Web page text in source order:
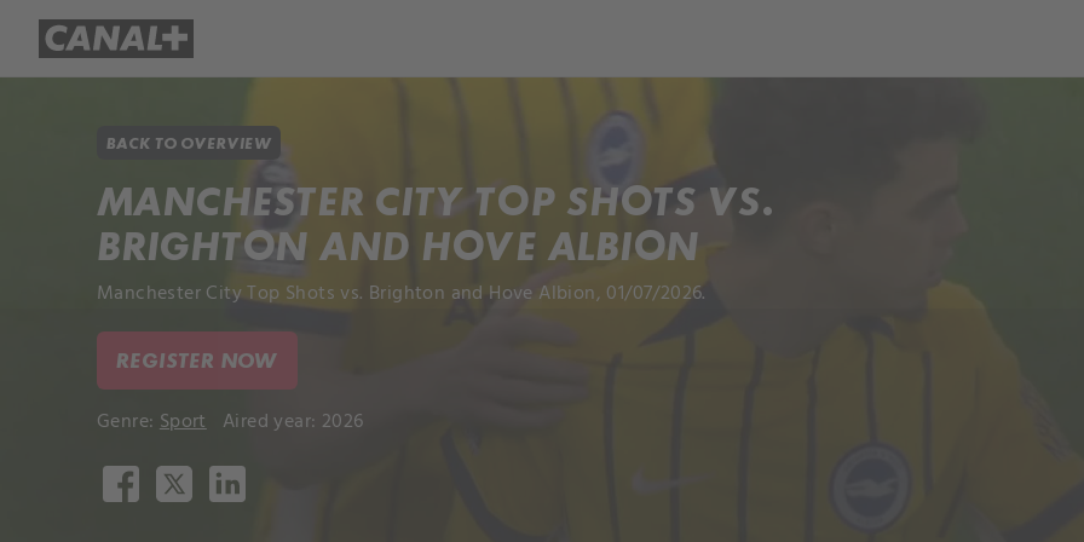
BACK TO OVERVIEW
MANCHESTER CITY TOP SHOTS VS.
BRIGHTON AND HOVE ALBION
Manchester City Top Shots vs. Brighton and Hove Albion, 01/07/2026.
REGISTER NOW
Genre: Sport Aired year: 2026